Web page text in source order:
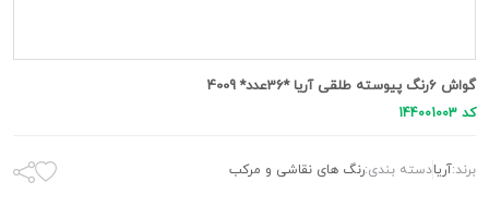
گواش 6رنگ پیوسته طلقی آریا *36عدد* 4009
کد 144001003
برند:آريادسته بندی:رنگ های نقاشی و مرکب